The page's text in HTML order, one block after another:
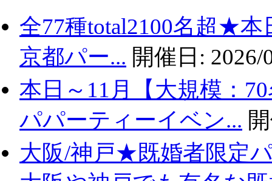
全77種total2100名超★本
京都パー... 開催日: 2026/
本日～11月【大規模：
パパーティーイベン...
大阪/神戸★既婚者限定